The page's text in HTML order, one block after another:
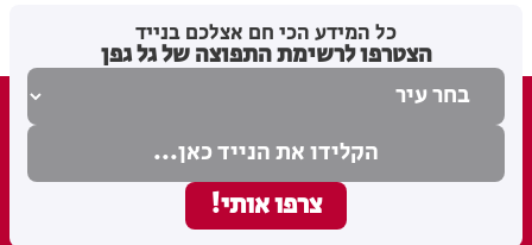
כל המידע הכי חם אצלכם בנייד
הצטרפו לרשימת התפוצה של גל גפן